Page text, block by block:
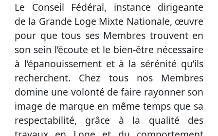
Le Conseil Fédéral, instance dirigeante
de la Grande Loge Mixte Nationale, œuvre
pour que tous ses Membres trouvent en
son sein l’écoute et le bien-être nécessaire
à l’épanouissement et à la sérénité qu’ils
recherchent. Chez tous nos Membres
domine une volonté de faire rayonner son
image de marque en même temps que sa
respectabilité, grâce à la qualité des